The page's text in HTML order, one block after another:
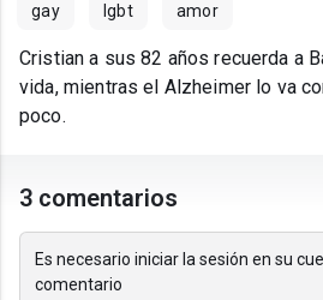
gay lgbt amor
Cristian a sus 82 años recuerda a
vida, mientras el Alzheimer lo va
poco.
3 comentarios
Es necesario iniciar la sesión en su
comentario